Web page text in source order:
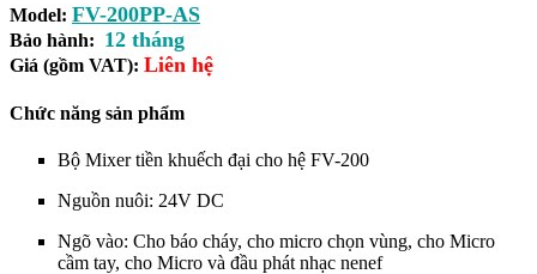
Model: FV-200PP-AS
Bảo hành: 12 tháng
Giá (gồm VAT): Liên hệ
Chức năng sản phẩm
Bộ Mixer tiền khuếch đại cho hệ FV-200
Nguồn nuôi: 24V DC
Ngõ vào: Cho báo cháy, cho micro chọn vùng, cho Micro
cầm tay, cho Micro và đầu phát nhạc nenef